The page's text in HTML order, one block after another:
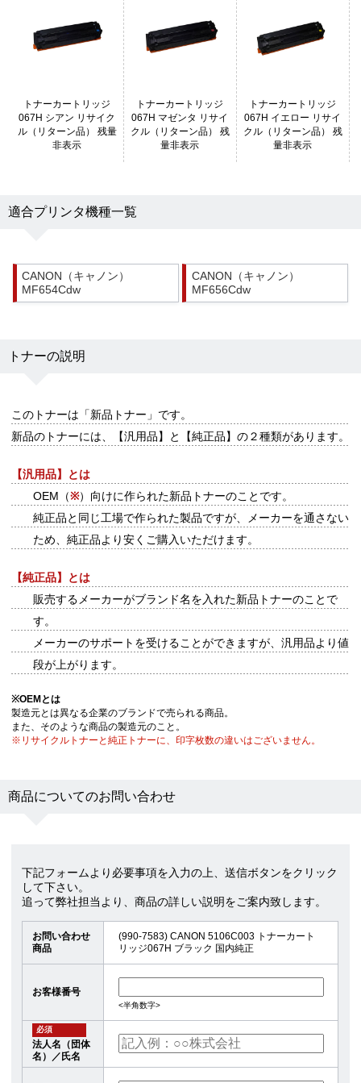
トナーカートリッジ
067H シアン リサイク
ル（リターン品） 残量
非表示
トナーカートリッジ
067H マゼンタ リサイ
クル（リターン品） 残
量非表示
トナーカートリッジ
067H イエロー リサイ
クル（リターン品） 残
量非表示
適合プリンタ機種一覧
CANON（キャノン）
MF654Cdw
CANON（キャノン）
MF656Cdw
トナーの説明
このトナーは 「新品トナー」 です。
新品のトナーには、【汎用品】と【純正品】の２種類があります。
【汎用品】とは
OEM（※）向けに作られた新品トナーのことです。
純正品と同じ工場で作られた製品ですが、メーカーを通さない
ため、純正品より安くご購入いただけます。
【純正品】とは
販売するメーカーがブランド名を入れた新品トナーのことで
す。
メーカーのサポートを受けることができますが、汎用品より値
段が上がります。
※OEMとは
製造元とは異なる企業のブランドで売られる商品。
また、そのような商品の製造元のこと。
※リサイクルトナーと純正トナーに、印字枚数の違いはございません。
商品についてのお問い合わせ
下記フォームより必要事項を入力の上、送信ボタンをクリック
して下さい。
追って弊社担当より、商品の詳しい説明をご案内致します。
お問い合わせ
商品
(990-7583) CANON 5106C003 トナーカート
リッジ067H ブラック 国内純正
お客様番号
<半角数字>
必須
法人名（団体
名）／氏名